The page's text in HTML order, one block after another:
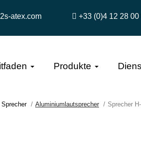
atex.com +33 (0)4 12 28 00
Produkte
Sprecher Aluminiumlautsprecher Sprecher